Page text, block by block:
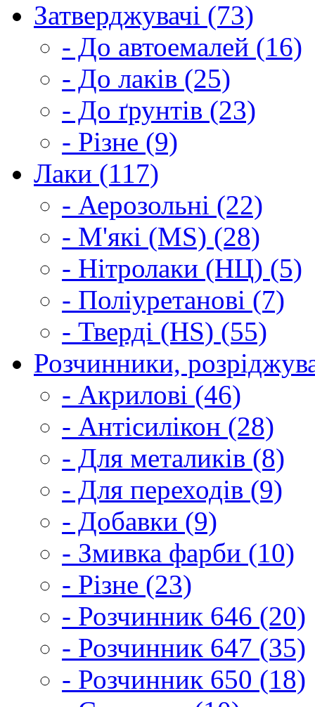
Затверджувачі (73)
- До автоемалей (16)
- До лаків (25)
- До ґрунтів (23)
- Різне (9)
Лаки (117)
- Аерозольні (22)
- М'які (MS) (28)
- Нітролаки (НЦ) (5)
- Поліуретанові (7)
- Тверді (HS) (55)
Розчинники,
- Акрилові (46)
- Антісилікон (28)
- Для металиків (8)
- Для переходів (9)
- Добавки (9)
- Змивка фарби (10)
- Різне (23)
- Розчинник 646 (20)
- Розчинник 647 (35)
- Розчинник 650 (18)